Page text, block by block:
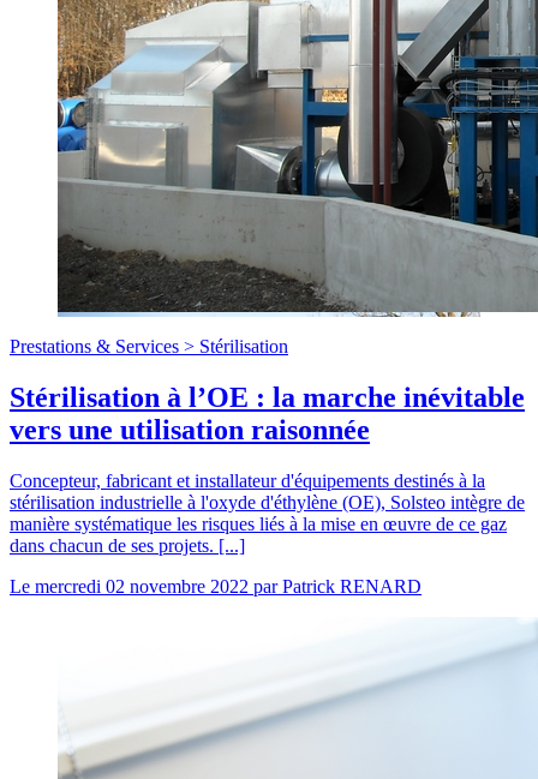
Prestations & Services > Stérilisation
Stérilisation à l’OE : la marche inévitable
vers une utilisation raisonnée
Concepteur, fabricant et installateur d'équipements destinés à la
stérilisation industrielle à l'oxyde d'éthylène (OE), Solsteo intègre de
manière systématique les risques liés à la mise en œuvre de ce gaz
dans chacun de ses projets. [...]
Le mercredi 02 novembre 2022 parPatrick RENARD